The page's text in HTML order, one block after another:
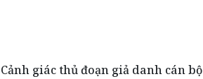
Cảnh giác thủ đoạn giả danh cán bộ